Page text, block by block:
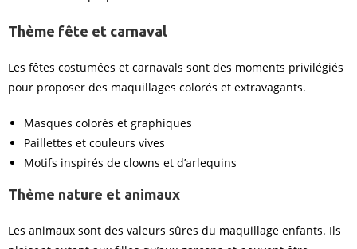
Thème fête et carnaval
Les fêtes costumées et carnavals sont des moments privilégiés
pour proposer des maquillages colorés et extravagants.
Masques colorés et graphiques
Paillettes et couleurs vives
Motifs inspirés de clowns et d’arlequins
Thème nature et animaux
Les animaux sont des valeurs sûres du maquillage enfants. Ils